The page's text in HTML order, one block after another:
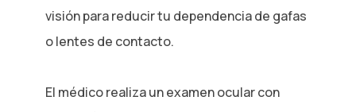
visión para reducir tu dependencia de gafas
o lentes de contacto.
El médico realiza un examen ocular con